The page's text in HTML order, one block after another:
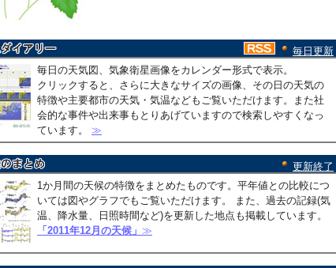
毎日更新
毎日の天気図、気象衛星画像をカレンダー形式で表示。
クリックすると、さらに大きなサイズの画像、その日の天気の
特徴や主要都市の天気・気温などもご覧いただけます。また社
会的な事件や出来事もとりあげていますので検索しやすくなっ
ています。 ≫
更新終了
1か月間の天候の特徴をまとめたものです。平年値との比較につ
いては図やグラフでもご覧いただけます。 また、過去の記録(気
温、降水量、日照時間など)を更新した地点も掲載しています。
「2011年12月の天候」 ≫